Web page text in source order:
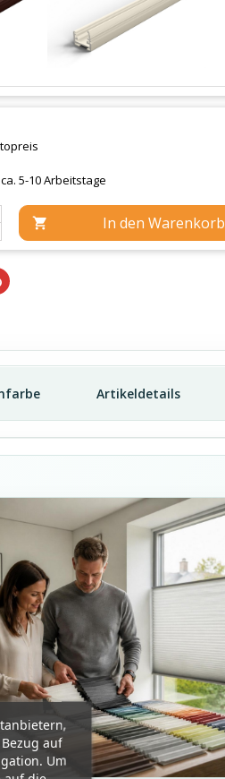
5-10 Arbeitstage
 In den Warenkorb
Artikeldetails
auf
Um